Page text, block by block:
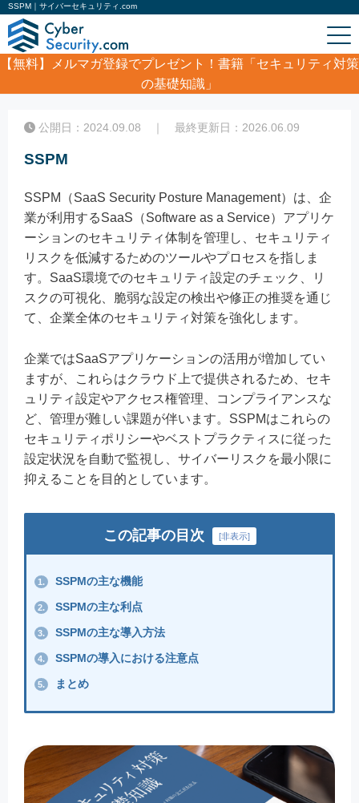
SSPM｜サイバーセキュリティ.com
【無料】
メルマガ登録でプレゼント！書籍「セキュリティ対策
の基礎知識」
SSPM
公開日：2024.09.08 ｜ 最終更新日：2026.06.09
SSPM
SSPM（SaaS Security Posture Management）は、企
業が利用するSaaS（Software as a Service）アプリケ
ーションのセキュリティ体制を管理し、セキュリティ
リスクを低減するためのツールやプロセスを指しま
す。SaaS環境でのセキュリティ設定のチェック、リ
スクの可視化、脆弱な設定の検出や修正の推奨を通じ
て、企業全体のセキュリティ対策を強化します。
企業ではSaaSアプリケーションの活用が増加してい
ますが、これらはクラウド上で提供されるため、セキ
ュリティ設定やアクセス権管理、コンプライアンスな
ど、管理が難しい課題が伴います。SSPMはこれらの
セキュリティポリシーやベストプラクティスに従った
設定状況を自動で監視し、サイバーリスクを最小限に
抑えることを目的としています。
この記事の目次 [非表示]
1. SSPMの主な機能
2. SSPMの主な利点
3. SSPMの主な導入方法
4. SSPMの導入における注意点
5. まとめ